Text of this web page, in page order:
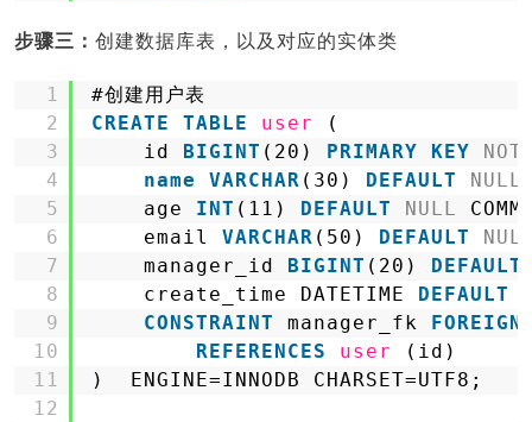
步骤三： 创建数据库表，以及对应的实体类
1
2
3
4
5
6
7
8
9
10
11
12
#创建用户表
CREATE
TABLE user
(
id
BIGINT (20) PRIMARY KEY
NOT
name
VARCHAR (30) DEFAULT
NULL
age INT (11) DEFAULT NULL
email VARCHAR (50) DEFAULT
manager_id
BIGINT (20)
DEFAULT
create_time DATETIME
DEFAULT
CONSTRAINT
manager_fk
FOREIGN
REFERENCES
user
(id)
)  ENGINE=INNODB CHARSET=UTF8;